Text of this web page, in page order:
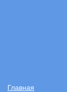
Главная